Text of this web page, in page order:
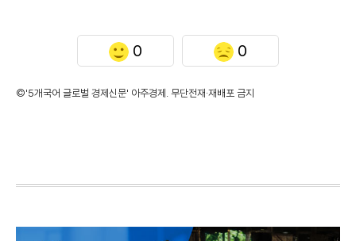
0 0
©'5개국어 글로벌 경제신문' 아주경제. 무단전재·재배포 금지